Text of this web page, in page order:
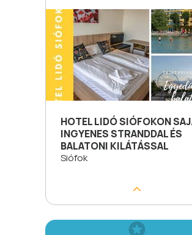
HOTEL LIDÓ SIÓFOKON
INGYENES STRANDDAL ÉS
BALATONI KILÁTÁSSAL
Siófok